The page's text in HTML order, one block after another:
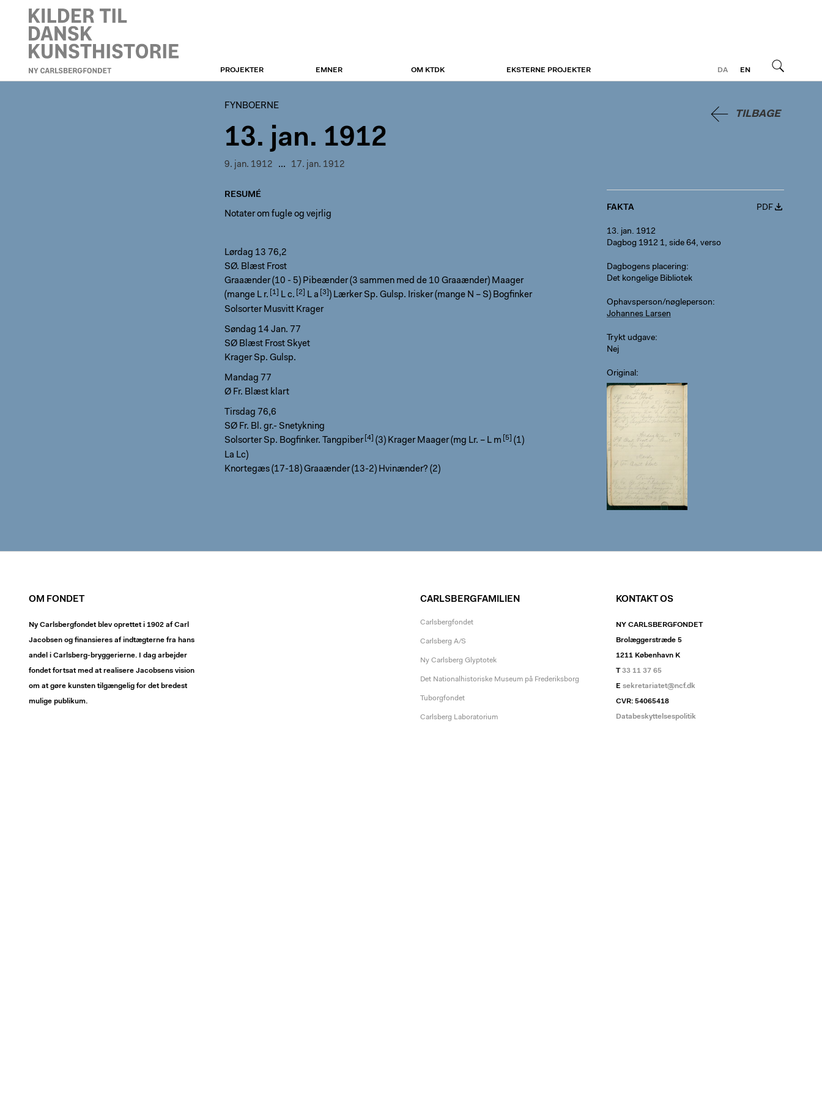
FYNBOERNE
DA
EN
PROJEKTER EMNER OM KTDK EKSTERNE PROJEKTER
TILBAGE
FYNBOERNE
13. jan. 1912
9. jan. 1912 ... 17. jan. 1912
RESUMÉ
Notater om fugle og vejrlig
Lørdag 13 76,2
SØ. Blæst Frost
Graaænder (10 - 5) Pibeænder (3 sammen med de 10 Graaænder) Maager
(mange L r.
L c. L a
) Lærker Sp. Gulsp. Irisker (mange N – S) Bogfinker
Solsorter Musvitt Krager
Søndag 14 Jan. 77
SØ Blæst Frost Skyet
Krager Sp. Gulsp.
Mandag 77
Ø Fr. Blæst klart
Tirsdag 76,6
SØ Fr. Bl. gr.- Snetykning
Solsorter Sp. Bogfinker. Tangpiber
(3) Krager Maager (mg Lr. – L m
(1)
La Lc)
Knortegæs (17-18) Graaænder (13-2) Hvinænder? (2)
FAKTA PDF
13. jan. 1912
Dagbog 1912 1, side 64, verso
Dagbogens placering
Det kongelige Bibliotek
Ophavsperson/nøgleperson
Johannes Larsen
Trykt udgave
Nej
Original
OM FONDET
Ny Carlsbergfondet blev oprettet i 1902 af Carl
Jacobsen og finansieres af indtægterne fra hans
andel i Carlsberg-bryggerierne. I dag arbejder
fondet fortsat med at realisere Jacobsens vision
om at gøre kunsten tilgængelig for det bredest
mulige publikum.
CARLSBERGFAMILIEN
Carlsbergfondet
Carlsberg A/S
Ny Carlsberg Glyptotek
Det Nationalhistoriske Museum på Frederiksborg
Tuborgfondet
Carlsberg Laboratorium
KONTAKT OS
NY CARLSBERGFONDET
Brolæggerstræde 5
1211 København K
T33 11 37 65
E sekretariatet@ncf.dk
CVR: 54065418
Databeskyttelsespolitik